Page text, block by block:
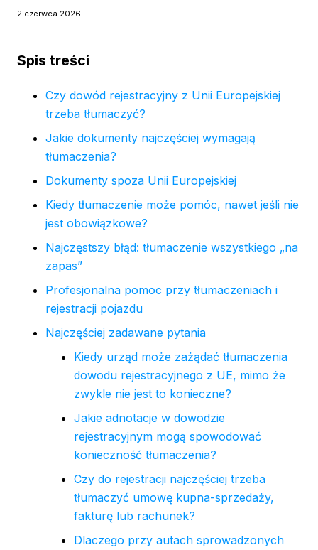
2 czerwca 2026
Spis treści
Czy dowód rejestracyjny z Unii Europejskiej
trzeba tłumaczyć?
Jakie dokumenty najczęściej wymagają
tłumaczenia?
Dokumenty spoza Unii Europejskiej
Kiedy tłumaczenie może pomóc, nawet jeśli nie
jest obowiązkowe?
Najczęstszy błąd: tłumaczenie wszystkiego „na
zapas”
Profesjonalna pomoc przy tłumaczeniach i
rejestracji pojazdu
Najczęściej zadawane pytania
Kiedy urząd może zażądać tłumaczenia
dowodu rejestracyjnego z UE, mimo że
zwykle nie jest to konieczne?
Jakie adnotacje w dowodzie
rejestracyjnym mogą spowodować
konieczność tłumaczenia?
Czy do rejestracji najczęściej trzeba
tłumaczyć umowę kupna-sprzedaży,
fakturę lub rachunek?
Dlaczego przy autach sprowadzonych